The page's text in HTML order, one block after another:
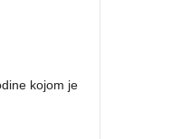
kojom je